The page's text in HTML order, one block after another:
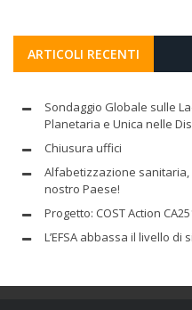
ARTICOLI RECENTI
Sondaggio Globale sulle
Planetaria e Unica nelle
Chiusura uffici
Alfabetizzazione
nostro Paese!
Progetto: COST Action
L’EFSA abbassa il livello di